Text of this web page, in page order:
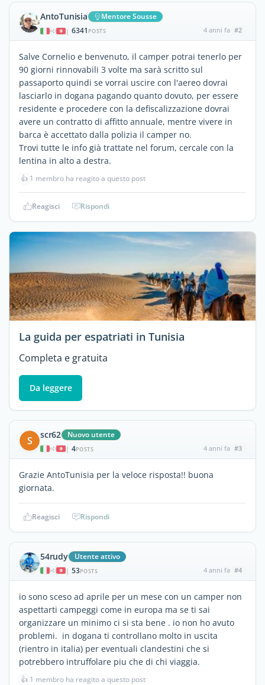
AntoTunisia Mentore Sousse
| 6341 POSTS 4 anni fa #2
Salve Cornelio e benvenuto, il camper potrai tenerlo per
90 giorni rinnovabili 3 volte ma sarà scritto sul
passaporto quindi se vorrai uscire con l'aereo dovrai
lasciarlo in dogana pagando quanto dovuto, per essere
residente e procedere con la defiscalizzazione dovrai
avere un contratto di affitto annuale, mentre vivere in
barca è accettato dalla polizia il camper no.
Trovi tutte le info già trattate nel forum, cercale con la
lentina in alto a destra.
👍 1 membro ha reagito a questo post
Reagisci Rispondi
La guida per espatriati in Tunisia
Completa e gratuita
Da leggere
S scr62 Nuovo utente
| 4POSTS 4 anni fa #3
Grazie AntoTunisia per la veloce risposta!! buona
giornata.
Reagisci Rispondi
54rudy Utente attivo
| 53POSTS 4 anni fa #4
io sono sceso ad aprile per un mese con un camper non
aspettarti campeggi come in europa ma se ti sai
organizzare un minimo ci si sta bene . io non ho avuto
problemi. in dogana ti controllano molto in uscita
(rientro in italia) per eventuali clandestini che si
potrebbero intruffolare piu che di chi viaggia.
👍 1 membro ha reagito a questo post